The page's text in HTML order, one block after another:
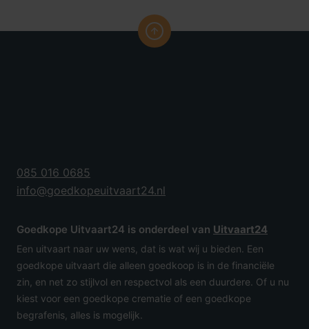
085 016 0685
info@goedkopeuitvaart24.nl
Goedkope Uitvaart24 is onderdeel van Uitvaart24
Een uitvaart naar uw wens, dat is wat wij u bieden. Een
goedkope uitvaart die alleen goedkoop is in de financiële
zin, en net zo stijlvol en respectvol als een duurdere. Of u nu
kiest voor een goedkope crematie of een goedkope
begrafenis, alles is mogelijk.